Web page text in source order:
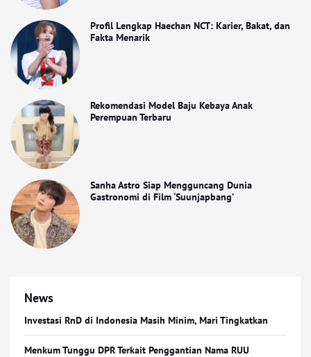
Profil Lengkap Haechan NCT: Karier, Bakat, dan
Fakta Menarik
Rekomendasi Model Baju Kebaya Anak
Perempuan Terbaru
Sanha Astro Siap Mengguncang Dunia
Gastronomi di Film ‘Suunjapbang’
News
Investasi RnD di Indonesia Masih Minim, Mari Tingkatkan
Menkum Tunggu DPR Terkait Penggantian Nama RUU